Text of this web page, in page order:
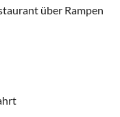
über Rampen